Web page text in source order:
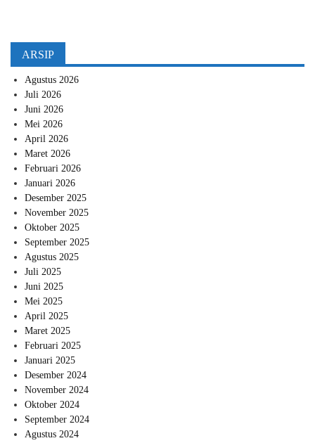
ARSIP
Agustus 2026
Juli 2026
Juni 2026
Mei 2026
April 2026
Maret 2026
Februari 2026
Januari 2026
Desember 2025
November 2025
Oktober 2025
September 2025
Agustus 2025
Juli 2025
Juni 2025
Mei 2025
April 2025
Maret 2025
Februari 2025
Januari 2025
Desember 2024
November 2024
Oktober 2024
September 2024
Agustus 2024